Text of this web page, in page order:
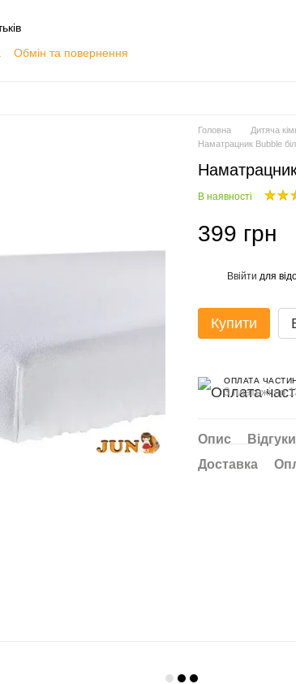
Обмін та повернення
Головна Дитяча
Наматрацник Bubble
В наявності
399 грн
Ввійти для
Купити
ОПЛАТА
3 платежі по
Опис Відгуки
Доставка